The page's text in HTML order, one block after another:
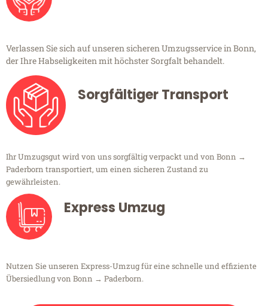
Verlassen Sie sich auf unseren sicheren Umzugsservice in Bonn,
der Ihre Habseligkeiten mit höchster Sorgfalt behandelt.
Sorgfältiger Transport
Ihr Umzugsgut wird von uns sorgfältig verpackt und von Bonn →
Paderborn transportiert, um einen sicheren Zustand zu
gewährleisten.
Express Umzug
Nutzen Sie unseren Express-Umzug für eine schnelle und effiziente
Übersiedlung von Bonn → Paderborn.